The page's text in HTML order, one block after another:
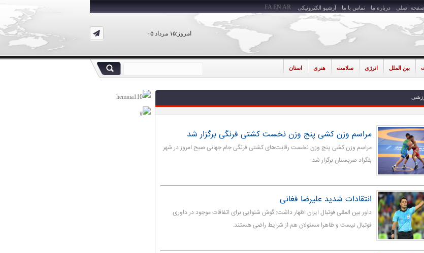
صفحه اصلی درباره ما تماس با ما آرشیو الکترونیکی
امروز:۱۵ مرداد ۰۵
FA EN AR
بین الملل انرژی سلامت هنری استان
مراسم وزن کشی پنج وزن نخست کشتی فرنگی برگزار شد
مراسم وزن کشی پنج وزن نخست رقابت‌های کشتی فرنگی جام جهانی صبح امروز در شهر
بلگراد صربستان برگزار شد.
انتقادات شدید علیرضا فغانی
داور بین المللی فوتبال ایران اظهار داشت: گوش شنوایی برای اتفاقات موجود در داوری
فوتبال نیست و ظاهرا مسئولان هم از شرایط راضی هستند.